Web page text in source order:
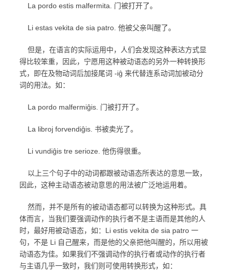
La pordo estis malfermita. 门被打开了。
Li estas vekita de sia patro. 他被父亲叫醒了。
但是，在语言的实际运用中，人们会发现这种表达方式显
得比较笨重，因此，宁愿用这种被动语态的另外一种转换形
式，即在及物动词后加接尾词 -iĝ 来代替连系动词加被动分
词的用法。如：
La pordo malfermiĝis. 门被打开了。
La libroj forvendiĝis. 书被卖光了。
Li vundiĝis tre serioze. 他伤得很重。
以上三个句子中的动词都跟被动语态所表达的意思一致，
因此，这种主动语态被动意思的用法被广泛地运用着。
然而，并不是所有的被动语态都可以转换为这种形式。具
体而言，当我们要强调动作的执行者不是主语而是其他的人
时，最好用被动语态，如：Li estis vekita de sia patro 一
句，不是 Li 自己醒来，而是他的父亲把他叫醒的，所以用被
动语态为佳。如果我们不强调动作的执行者或动作的执行者
与主语几乎一致时，我们则可使用转换形式，如：